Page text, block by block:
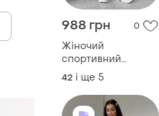
988 грн 0
Жіночий
спортивний
велюровий костюм
двійка марсала
42 і ще 5